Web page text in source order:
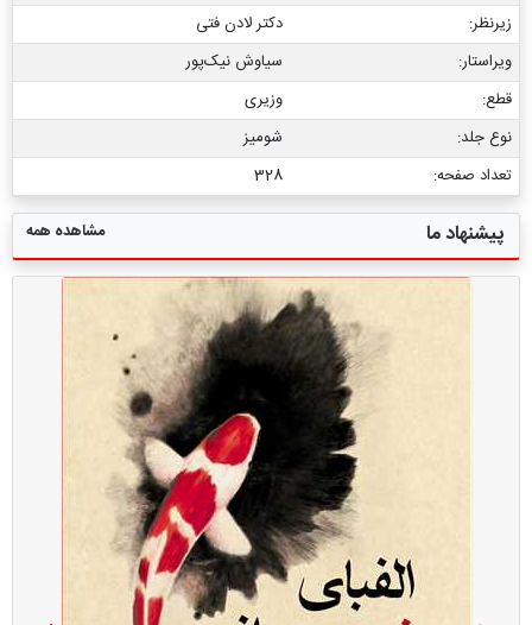
زیرنظر:
دکتر لادن فتی
ویراستار:
سیاوش نیک‌پور
قطع:
وزیری
نوع جلد:
شومیز
تعداد صفحه:
328
پیشنهاد ما مشاهده همه